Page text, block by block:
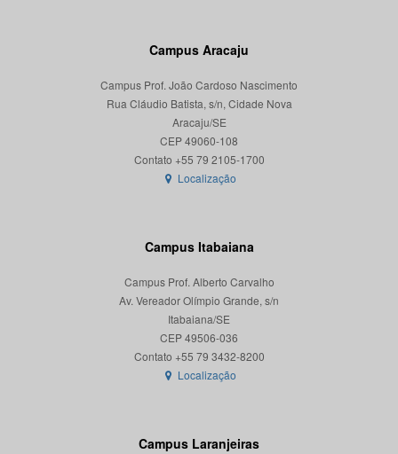
Campus Aracaju
Campus Prof. João Cardoso Nascimento
Rua Cláudio Batista, s/n, Cidade Nova
Aracaju/SE
CEP 49060-108
Localização
Campus Itabaiana
Campus Prof. Alberto Carvalho
Av. Vereador Olímpio Grande, s/n
Itabaiana/SE
CEP 49506-036
Localização
Campus Laranjeiras